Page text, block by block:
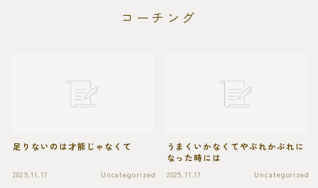
継続セッション
コーチング
足りないのは才能じゃなくて
2025.11.17 Uncategorized
うまくいかなくてやぶれかぶれに
なった時には
2025.11.17 Uncategorized